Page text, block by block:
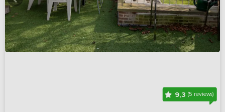
9,3(5 reviews)